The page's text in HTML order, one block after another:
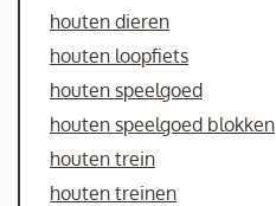
houten dieren
houten loopfiets
houten speelgoed
houten speelgoed blokken
houten trein
houten treinen